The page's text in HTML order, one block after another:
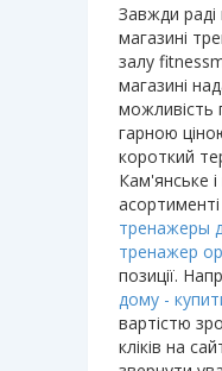
Завжди раді
магазині
залу
магазині
можливість
гарною
короткий
Кам'янське і
тренажеры
тренажер
позиції.
дому -
вартістю
кліків на